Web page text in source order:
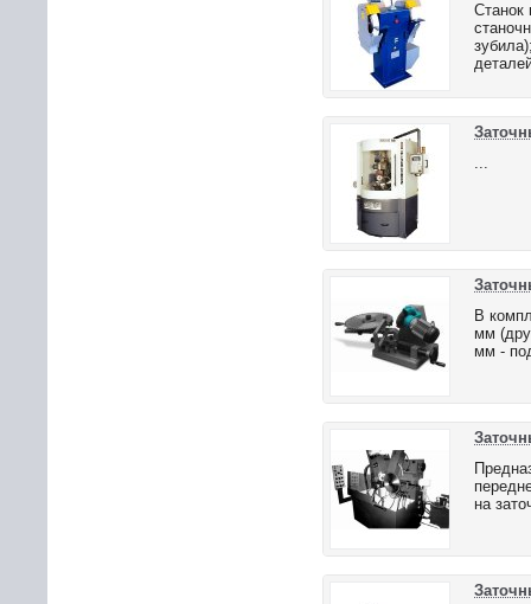
Станок
...
В
мм
мм -
на